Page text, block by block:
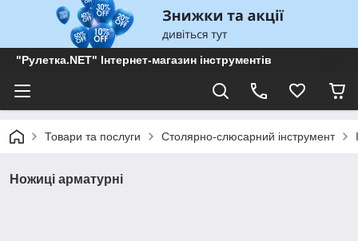
"Рулетка.NET" Інтернет-магазин інструментів
Товари та послуги Столярно-слюсарний інструмент
Ножиці арматурні